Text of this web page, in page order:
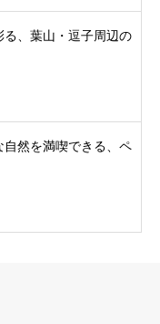
、葉山・逗子周辺の
然を満喫できる、ペ